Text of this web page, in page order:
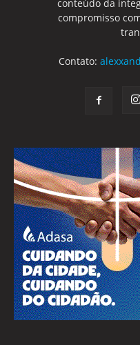
conteúdo da
compromisso
Contato: